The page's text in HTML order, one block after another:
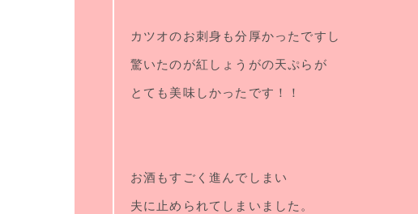
カツオのお刺身も分厚かったですし
驚いたのが紅しょうがの天ぷらが
とても美味しかったです！！
お酒もすごく進んでしまい
夫に止められてしまいました。